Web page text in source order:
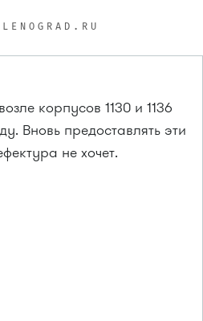
корпусов 1130 и 1136
Вновь предоставлять эти
не хочет.